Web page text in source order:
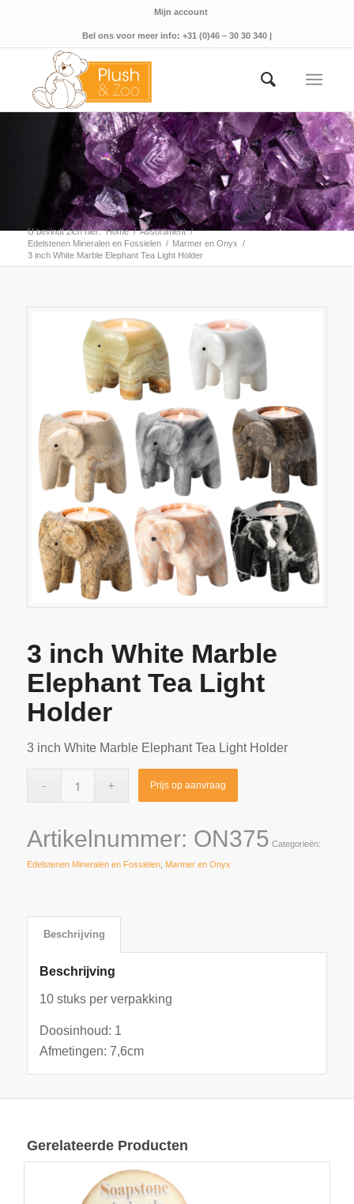
Mijn account
Bel ons voor meer info: +31 (0)46 – 30 30 340 |
U bevindt zich hier: Home / Assortiment /
Edelstenen Mineralen en Fossielen / Marmer en Onyx /
3 inch White Marble Elephant Tea Light Holder
3 inch White Marble
Elephant Tea Light
Holder
3 inch White Marble Elephant Tea Light Holder
Prijs op aanvraag
Artikelnummer: ON375 Categorieën:
Edelstenen Mineralen en Fossielen, Marmer en Onyx
Beschrijving
Beschrijving
10 stuks per verpakking
Doosinhoud: 1
Afmetingen: 7,6cm
Gerelateerde Producten